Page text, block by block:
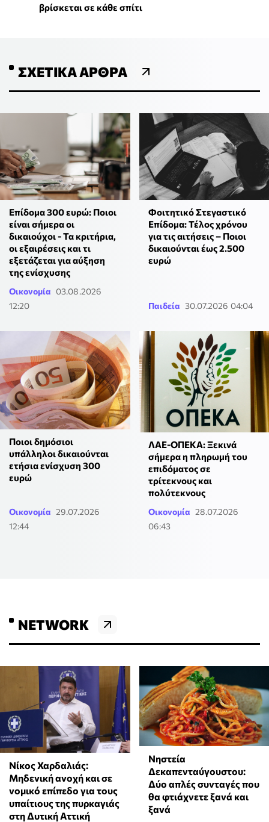
βρίσκεται σε κάθε σπίτι
ΣΧΕΤΙΚΆ ΆΡΘΡΑ
Επίδομα 300 ευρώ: Ποιοι
είναι σήμερα οι
δικαιούχοι - Τα κριτήρια,
οι εξαιρέσεις και τι
εξετάζεται για αύξηση
της ενίσχυσης
Οικονομία 03.08.2026
12:20
Φοιτητικό Στεγαστικό
Επίδομα: Τέλος χρόνου
για τις αιτήσεις – Ποιοι
δικαιούνται έως 2.500
ευρώ
Παιδεία 30.07.2026 04:04
Ποιοι δημόσιοι
υπάλληλοι δικαιούνται
ετήσια ενίσχυση 300
ευρώ
Οικονομία 29.07.2026
12:44
ΛΑΕ-ΟΠΕΚΑ: Ξεκινά
σήμερα η πληρωμή του
επιδόματος σε
τρίτεκνους και
πολύτεκνους
Οικονομία 28.07.2026
06:43
NETWORK
Νίκος Χαρδαλιάς:
Μηδενική ανοχή και σε
νομικό επίπεδο για τους
υπαίτιους της πυρκαγιάς
στη Δυτική Αττική
Νηστεία
Δεκαπενταύγουστου:
Δύο απλές συνταγές που
θα φτιάχνετε ξανά και
ξανά